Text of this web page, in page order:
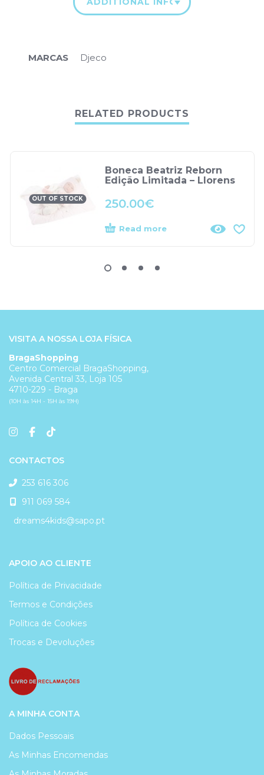
MARCAS Djeco
RELATED PRODUCTS
OUT OF STOCK
Boneca Beatriz Reborn
Edição Limitada – Llorens
250.00€
Read more
VISITA A NOSSA LOJA FÍSICA
BragaShopping
Centro Comercial BragaShopping,
Avenida Central 33, Loja 105
4710-229 - Braga
(10H às 14H - 15H às 19H)
CONTACTOS
253 616 306
911 069 584
dreams4kids@sapo.pt
APOIO AO CLIENTE
Política de Privacidade
Termos e Condições
Política de Cookies
Trocas e Devoluções
A MINHA CONTA
Dados Pessoais
As Minhas Encomendas